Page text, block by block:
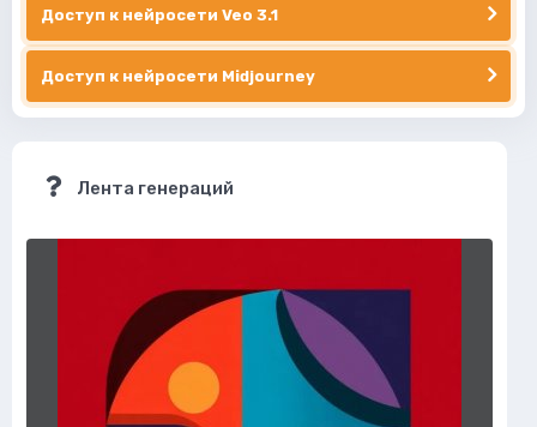
Доступ к нейросети Veo 3.1
Доступ к нейросети Midjourney
Лента генераций